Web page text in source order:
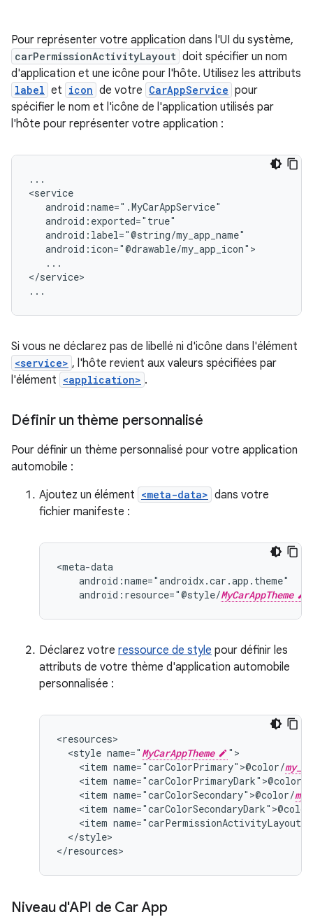
Pour représenter votre application dans l'UI du système,
carPermissionActivityLayout doit spécifier un nom
d'application et une icône pour l'hôte. Utilisez les attributs
label et icon de votre CarAppService pour
spécifier le nom et l'icône de l'application utilisés par
l'hôte pour représenter votre application :
...
...
</service>
Si vous ne déclarez pas de libellé ni d'icône dans l'élément
<service> , l'hôte revient aux valeurs spécifiées par
l'élément <application> .
Définir un thème personnalisé
Pour définir un thème personnalisé pour votre application
automobile :
Ajoutez un élément <meta-data> dans votre
fichier manifeste :
android:resource="@style/MyCarAppTheme
Déclarez votre ressource de style pour définir les
attributs de votre thème d'application automobile
personnalisée :
<style name=" MyCarAppTheme
<item name="carColorPrimary">@color/
<item name="carColorPrimaryDark">@color/
<item name="carColorSecondary">@color/
<item
<item
</style>
Niveau d'API de Car App